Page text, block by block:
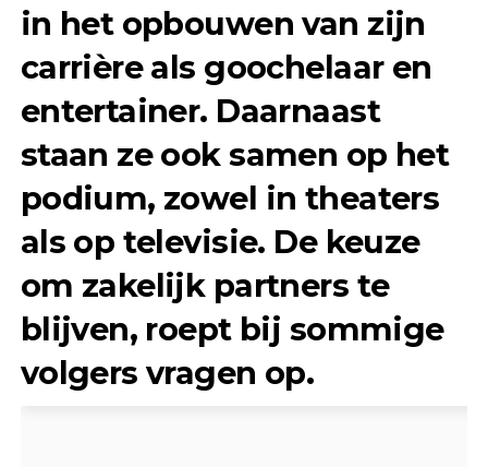
in het opbouwen van zijn
carrière als goochelaar en
entertainer. Daarnaast
staan ze ook samen op het
podium, zowel in theaters
als op televisie. De keuze
om zakelijk partners te
blijven, roept bij sommige
volgers vragen op.